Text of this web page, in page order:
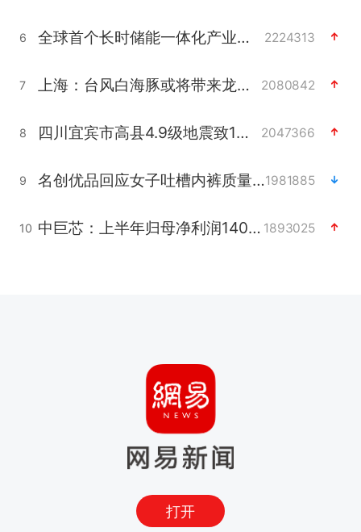
6 全球首个长时储能一体化产业园量产 2224313
7 上海：台风白海豚或将带来龙卷风 2080842
8 四川宜宾市高县4.9级地震致1人死亡 2047366
9 名创优品回应女子吐槽内裤质量差1981885
10 中巨芯：上半年归母净利润1405.77万元 1893025
打开